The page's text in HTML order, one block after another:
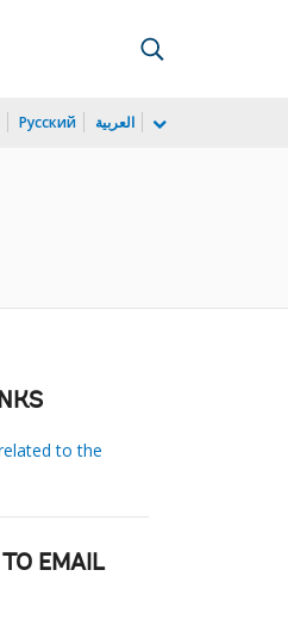
Русский العربية
to the
EMAIL